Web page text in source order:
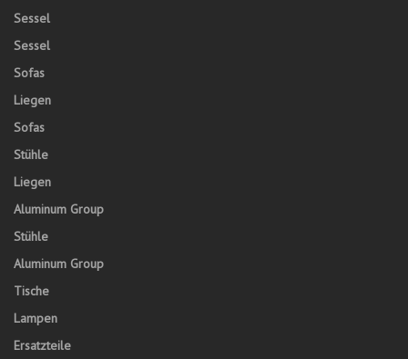
Sessel
Sessel
Sofas
Liegen
Sofas
Stühle
Liegen
Aluminum Group
Stühle
Aluminum Group
Tische
Lampen
Ersatzteile